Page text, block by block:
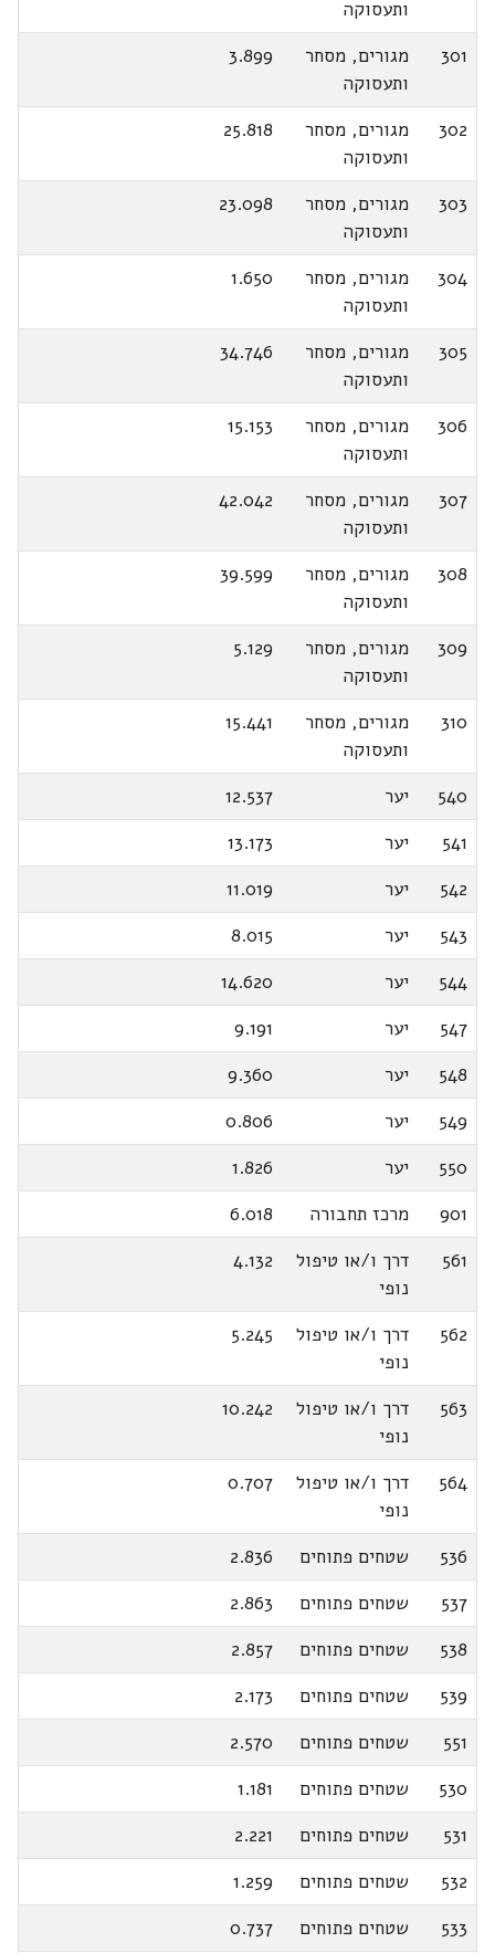
ותעסוקה
301
מגורים, מסחר
ותעסוקה
3.899
302
מגורים, מסחר
ותעסוקה
25.818
303
מגורים, מסחר
ותעסוקה
23.098
304
מגורים, מסחר
ותעסוקה
1.650
305
מגורים, מסחר
ותעסוקה
34.746
306
מגורים, מסחר
ותעסוקה
15.153
307
מגורים, מסחר
ותעסוקה
42.042
308
מגורים, מסחר
ותעסוקה
39.599
309
מגורים, מסחר
ותעסוקה
5.129
310
מגורים, מסחר
ותעסוקה
15.441
540 יער
12.537
541
יער
13.173
542
יער
11.019
543
יער
8.015
544
יער
14.620
547
יער
9.191
548
יער
9.360
549
יער
0.806
550
יער
1.826
901
מרכז תחבורה
6.018
561
דרך ו/או טיפול
נופי
4.132
562
דרך ו/או טיפול
נופי
5.245
563
דרך ו/או טיפול
נופי
10.242
564
דרך ו/או טיפול
נופי
0.707
536 שטחים פתוחים
2.836
537
שטחים פתוחים
2.863
538
שטחים פתוחים
2.857
539
שטחים פתוחים
2.173
551
שטחים פתוחים
2.570
530
שטחים פתוחים
1.181
531
שטחים פתוחים
2.221
532
שטחים פתוחים
1.259
533
שטחים פתוחים 0.737